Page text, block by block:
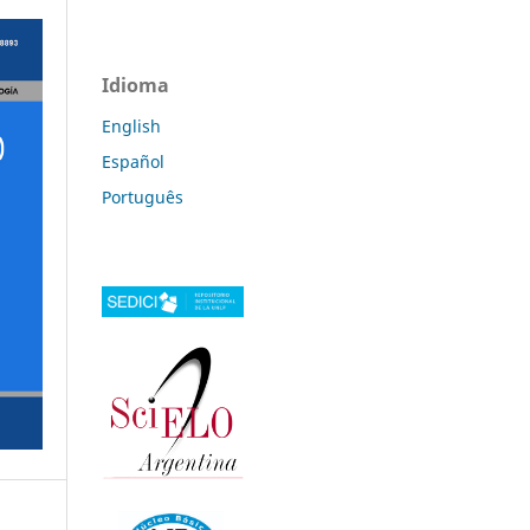
Idioma
English
Español
Português